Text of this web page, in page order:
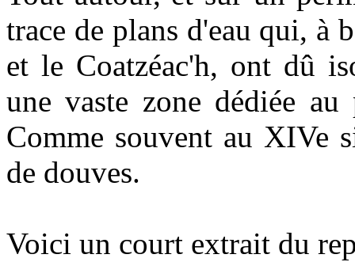
trace de plans d'eau qui, à
et le Coatzéac'h, ont dû
une vaste zone dédiée
Comme souvent au XIVe
de douves.
Voici un court extrait du